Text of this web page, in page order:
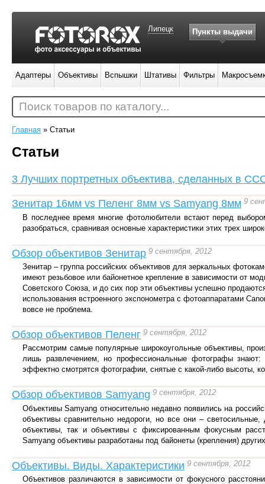
Главная » Статьи
Статьи
3 Лучших портретных объектива, сделанных в
Зенитар 16мм vs Пеленг 8мм vs Samyang 8мм 9
В последнее время многие фотолюбители встают перед
разобраться, сравнивая основные характеристики этих трех
Обзор объективов Зенитар 9 сентября, 2012
Зенитар – группа российских объективов для зеркальных
имеют резьбовое или байонетное крепление в зависимости от
Советского Союза, и до сих пор эти объективы успешно
использования встроенного экспонометра с фотоаппаратами
вовсе не проблема.
Обзор объективов Пеленг 9 сентября, 2012
Рассмотрим самые популярные широкоугольные объективы,
лишь развлечением, но профессиональные фотографы
эффектно смотрятся фотографии, снятые с какой-либо высоты,
Обзор объективов Samyang 9 сентября, 2012
Объективы Samyang относительно недавно появились на
объективы сравнительно недороги, но все они –
объективы, так и объективы с фиксированным фокусным
Samyang объективы разработаны под байонеты (крепления)
Объективы. Виды. Характеристики 9 сентября, 2012
Объективов различаются в зависимости от фокусного
Липецк Пункты выдачи
Адаптеры Объективы Вспышки Штативы Фильтры
Поиск товаров по каталогу...